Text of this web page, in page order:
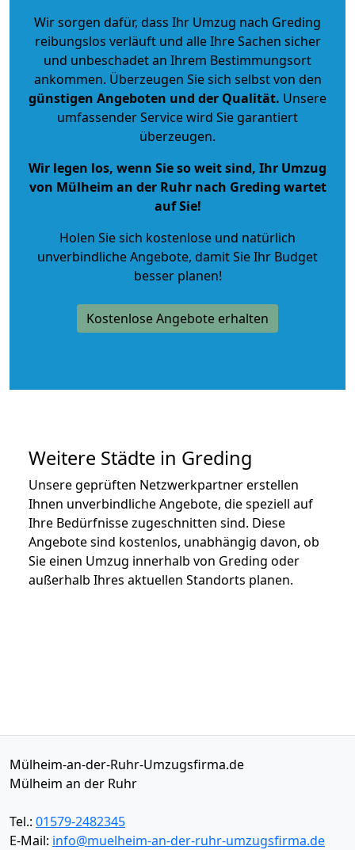
Wir sorgen dafür, dass Ihr Umzug nach Greding
reibungslos verläuft und alle Ihre Sachen sicher
und unbeschadet an Ihrem Bestimmungsort
ankommen. Überzeugen Sie sich selbst von den
günstigen Angeboten und der Qualität. Unsere
umfassender Service wird Sie garantiert
überzeugen.
Wir legen los, wenn Sie so weit sind, Ihr Umzug
von Mülheim an der Ruhr nach Greding wartet
auf Sie!
Holen Sie sich kostenlose und natürlich
unverbindliche Angebote, damit Sie Ihr Budget
besser planen!
Kostenlose Angebote erhalten
Weitere Städte in Greding
Unsere geprüften Netzwerkpartner erstellen
Ihnen unverbindliche Angebote, die speziell auf
Ihre Bedürfnisse zugeschnitten sind. Diese
Angebote sind kostenlos, unabhängig davon, ob
Sie einen Umzug innerhalb von Greding oder
außerhalb Ihres aktuellen Standorts planen.
Mülheim-an-der-Ruhr-Umzugsfirma.de
Mülheim an der Ruhr
Tel.: 01579-2482345
E-Mail: info@muelheim-an-der-ruhr-umzugsfirma.de